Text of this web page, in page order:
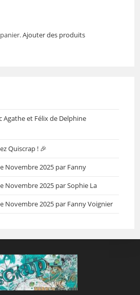
Ajouter des produits
Agathe et Félix de Delphine
Quiscrap ! 🎉
Novembre 2025 par Fanny
Novembre 2025 par Sophie La
Novembre 2025 par Fanny Voignier